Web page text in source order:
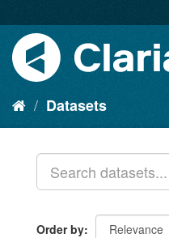
Datasets
Order by